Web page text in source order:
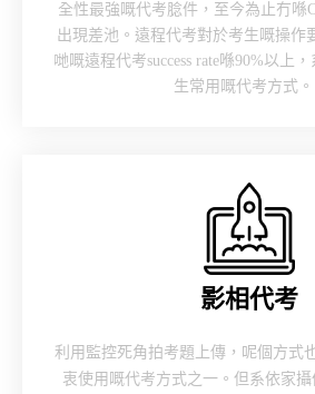
全性最強嘅代考腍件，至今為止冇喺
出現差池。遠程代考對於考生嘅操作
哋嘅遠程代考success rate喺90%以上
生常用嘅代考方式。
影相代考
利用監控死角拍考題上傳，呢個方式
衷使用嘅代考方式之一。但系依家